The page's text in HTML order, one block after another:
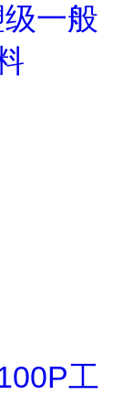
一般
工